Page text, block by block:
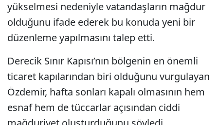
yükselmesi nedeniyle vatandaşların mağdur
olduğunu ifade ederek bu konuda yeni bir
düzenleme yapılmasını talep etti.
Derecik Sınır Kapısı’nın bölgenin en önemli
ticaret kapılarından biri olduğunu vurgulayan
Özdemir, hafta sonları kapalı olmasının hem
esnaf hem de tüccarlar açısından ciddi